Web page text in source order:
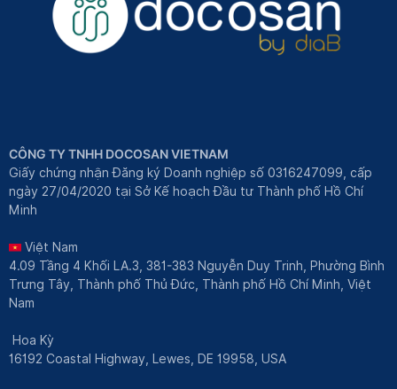
CÔNG TY TNHH DOCOSAN VIETNAM
Giấy chứng nhận Đăng ký Doanh nghiệp số 0316247099, cấp
ngày 27/04/2020 tại Sở Kế hoạch Đầu tư Thành phố Hồ Chí
Minh
Việt Nam
4.09 Tầng 4 Khối LA.3, 381-383 Nguyễn Duy Trinh, Phường Bình
Trưng Tây, Thành phố Thủ Đức, Thành phố Hồ Chí Minh, Việt
Nam
Hoa Kỳ
16192 Coastal Highway, Lewes, DE 19958, USA